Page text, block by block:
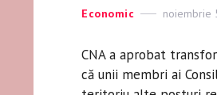
Categories
Economic
Posted
noiembrie
CNA a aprobat
că unii membri ai